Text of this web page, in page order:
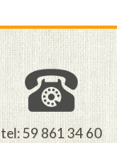
tel: 59 861 34 60